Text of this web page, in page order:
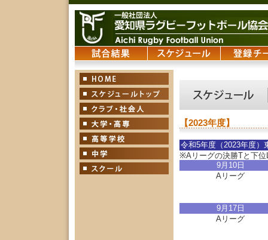
【2023年度】
令和5年度（2023年度）
※Aリーグの決勝Tと下
9月10日
Aリーグ
9月17日
Aリーグ